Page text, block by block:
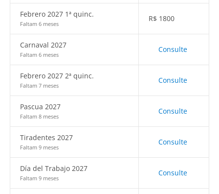
Febrero 2027 1ª quinc.
Faltam 6 meses
R$ 1800
Carnaval 2027
Faltam 6 meses
Consulte
Febrero 2027 2ª quinc.
Faltam 7 meses
Consulte
Pascua 2027
Faltam 8 meses
Consulte
Tiradentes 2027
Faltam 9 meses
Consulte
Día del Trabajo 2027
Faltam 9 meses
Consulte